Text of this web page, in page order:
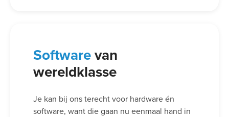
Softwarevan
wereldklasse
Je kan bij ons terecht voor hardware én
software, want die gaan nu eenmaal hand in